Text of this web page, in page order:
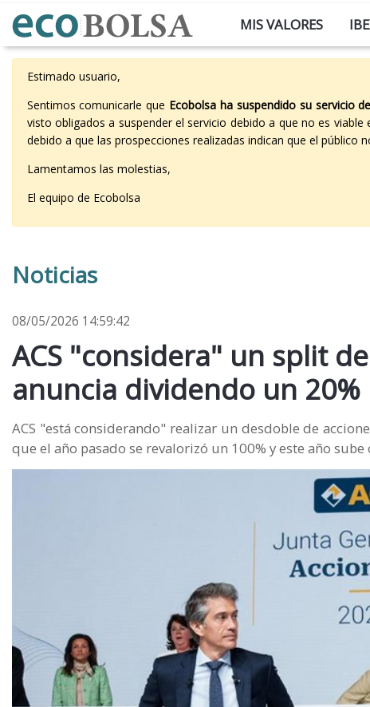
MIS VALORES
Estimado usuario,
Sentimos comunicarle que Ecobolsa ha suspendido su servicio
visto obligados a suspender el servicio debido a que no es
debido a que las prospecciones realizadas indican que el
Lamentamos las molestias,
El equipo de Ecobolsa
Noticias
08/05/2026 14:59:42
ACS "considera" un split
anuncia dividendo un
ACS "está considerando" realizar un desdoble de
que el año pasado se revalorizó un 100% y este año